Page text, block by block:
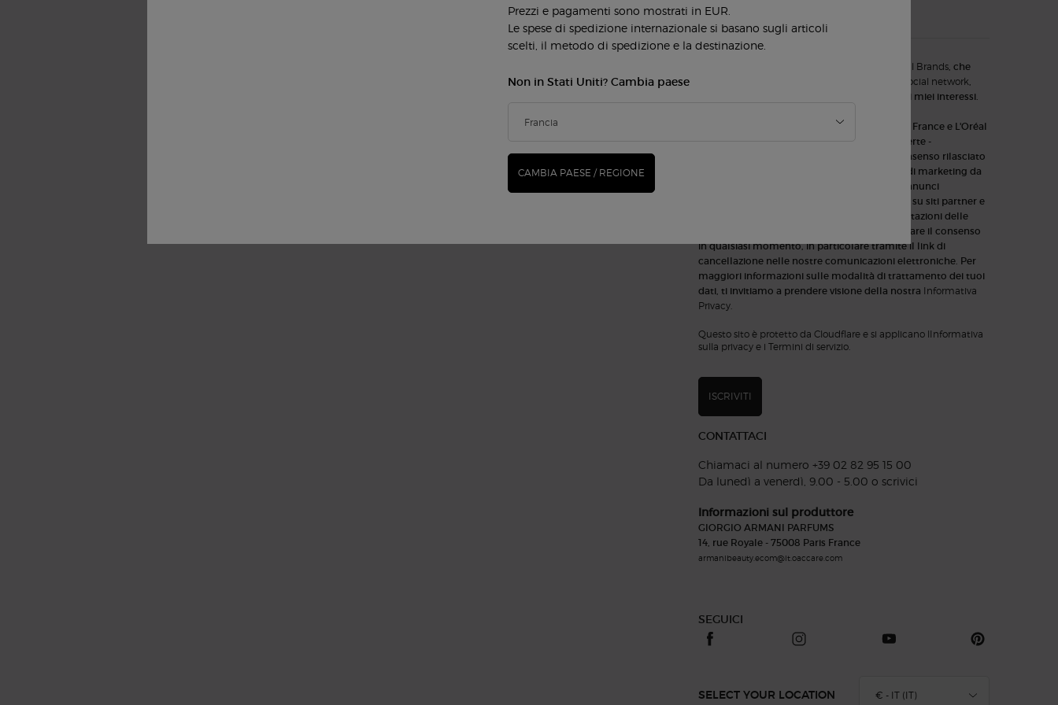
SMS
L'Oréal Brands , che
partner e social network
partner e social network, creati sulla base dei miei interessi.
I dati che fornisci saranno utilizzati da L'Oréal France e L'Oréal
Italia per aggiornare il tuo profilo, inviarti offerte -
eventualmente personalizzate previo tuo consenso rilasciato
in fase di iscrizione - tramite comunicazione di marketing da
parte di Armani beauty, nonché attraverso annunci
pubblicitari dei vari brand del Gruppo L’Oréal su siti partner e
social network, nonché per analizzare le prestazioni delle
nostre attività di marketing. È possibile revocare il consenso
in qualsiasi momento, in particolare tramite il link di
cancellazione nelle nostre comunicazioni elettroniche. Per
maggiori informazioni sulle modalità di trattamento dei tuoi
dati, ti invitiamo a prendere visione della nostra Informativa
Privacy.
Questo sito è protetto da Cloudflare e si applicano lInformativa
sulla privacy e i Termini di servizio.
ISCRIVITI
CONTATTACI
Chiamaci al numero +39 02 82 95 15 00​
Da lunedì a venerdì, 9.00 - 5.00 o scrivici
Informazioni sul produttore
GIORGIO ARMANI PARFUMS
14, rue Royale - 75008 Paris France
armanibeauty.ecom@it.oaccare.com
SEGUICI
SELECT YOUR LOCATION € - IT (IT)
Prezzi e pagamenti sono mostrati in EUR.
Le spese di spedizione internazionale si basano sugli articoli
scelti, il metodo di spedizione e la destinazione.
Non in Stati Uniti? Cambia paese
CAMBIA PAESE / REGIONE